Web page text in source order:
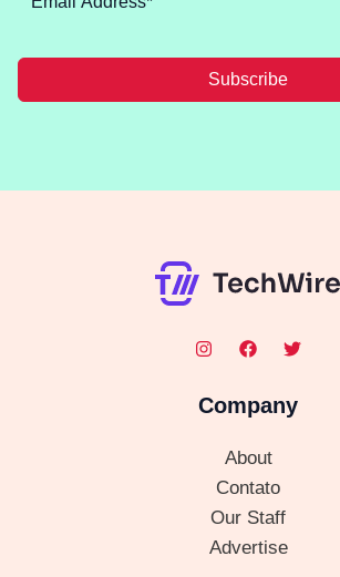
Subscribe
Company
About
Contato
Our Staff
Advertise